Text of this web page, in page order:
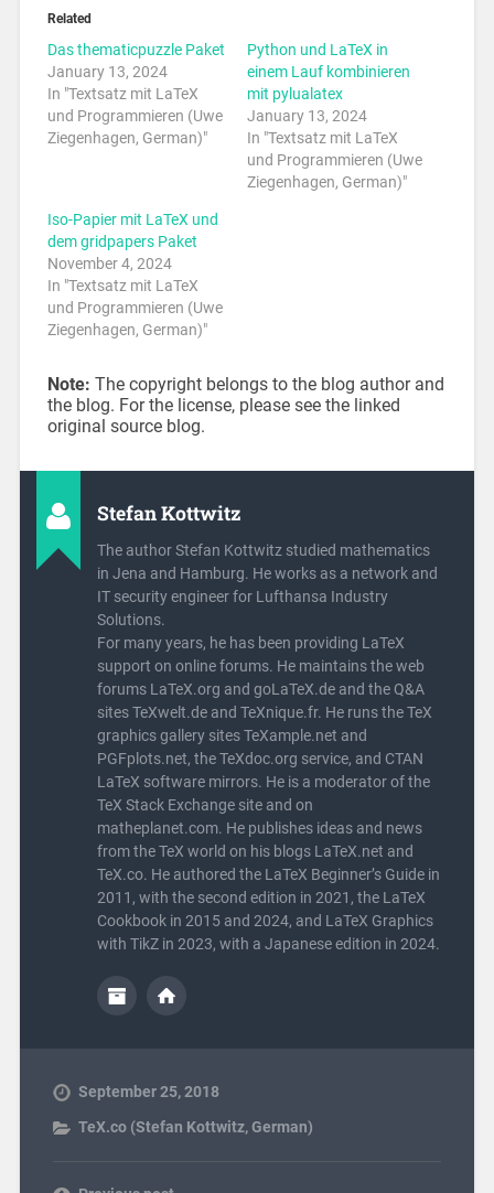
Related
Das thematicpuzzle Paket
January 13, 2024
In "Textsatz mit LaTeX
und Programmieren (Uwe
Ziegenhagen, German)"
Python und LaTeX in
einem Lauf kombinieren
mit pylualatex
January 13, 2024
In "Textsatz mit LaTeX
und Programmieren (Uwe
Ziegenhagen, German)"
Iso-Papier mit LaTeX und
dem gridpapers Paket
November 4, 2024
In "Textsatz mit LaTeX
und Programmieren (Uwe
Ziegenhagen, German)"
Note: The copyright belongs to the blog author and
the blog. For the license, please see the linked
original source blog.
Stefan Kottwitz
The author Stefan Kottwitz studied mathematics
in Jena and Hamburg. He works as a network and
IT security engineer for Lufthansa Industry
Solutions.
For many years, he has been providing LaTeX
support on online forums. He maintains the web
forums LaTeX.org and goLaTeX.de and the Q&A
sites TeXwelt.de and TeXnique.fr. He runs the TeX
graphics gallery sites TeXample.net and
PGFplots.net, the TeXdoc.org service, and CTAN
LaTeX software mirrors. He is a moderator of the
TeX Stack Exchange site and on
matheplanet.com. He publishes ideas and news
from the TeX world on his blogs LaTeX.net and
TeX.co. He authored the LaTeX Beginner’s Guide in
2011, with the second edition in 2021, the LaTeX
Cookbook in 2015 and 2024, and LaTeX Graphics
with TikZ in 2023, with a Japanese edition in 2024.
September 25, 2018
TeX.co (Stefan Kottwitz, German)